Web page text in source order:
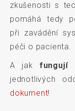
zkušenosti s
pomáhá tedy
při zavádění
péči o pacienta.
A jak fungují
jednotlivých
dokument!